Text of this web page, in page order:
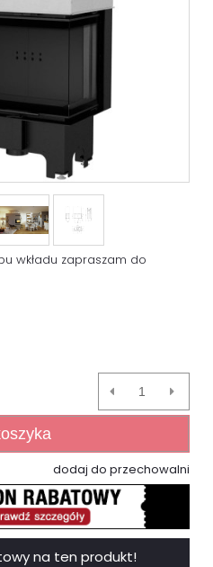
wkładu zapraszam do
dodaj do przechowalni
na ten produkt!